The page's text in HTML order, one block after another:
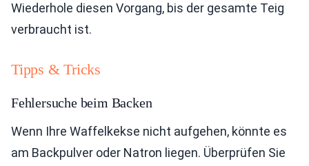
Wiederhole diesen Vorgang, bis der gesamte Teig
verbraucht ist.
Tipps & Tricks
Fehlersuche beim Backen
Wenn Ihre Waffelkekse nicht aufgehen, könnte es
am Backpulver oder Natron liegen. Überprüfen Sie